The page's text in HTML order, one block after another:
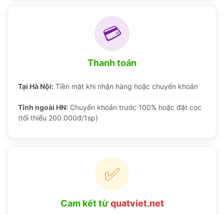
💳
Thanh toán
Tại Hà Nội: Tiền mặt khi nhận hàng hoặc chuyển khoản
Tỉnh ngoài HN: Chuyển khoản trước 100% hoặc đặt cọc
(tối thiểu 200.000đ/1sp)
✅
Cam kết từquatviet.net